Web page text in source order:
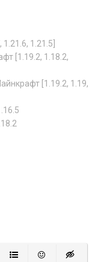
1.21.5]
[1.19.2, 1.18.2,
[1.19.2, 1.19,